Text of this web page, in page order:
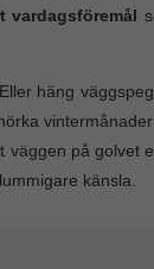
vardagsföremål
häng
väggen på golvet
känsla.